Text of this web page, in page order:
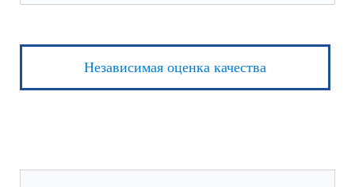
Независимая оценка качества